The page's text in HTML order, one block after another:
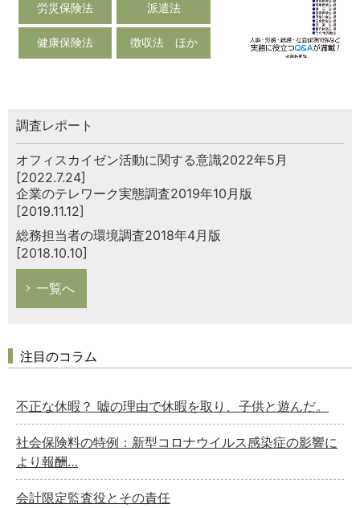
労災保険法 派遣法
健康保険法 徴収法 ほか
調査レポート
オフィスカイゼン活動に関する意識2022年5月
[2022.7.24]
企業のテレワーク実態調査2019年10月版
[2019.11.12]
総務担当者の環境調査2018年4月版
[2018.10.10]
一覧へ
注目のコラム
不正な休暇？ 嘘の理由で休暇を取り、子供と遊んだ。
社会保険料の特例：新型コロナウイルス感染症の影響に
より報酬…
会計限定監査役とその責任